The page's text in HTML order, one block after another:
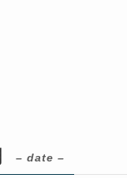
– date –